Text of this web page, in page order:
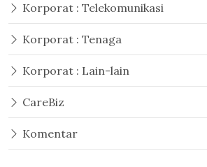
Korporat : Telekomunikasi
Korporat : Tenaga
Korporat : Lain-lain
CareBiz
Komentar